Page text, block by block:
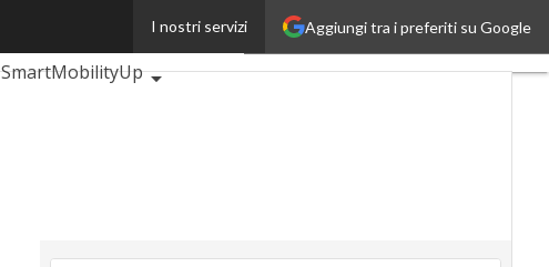
Aggiungi tra i preferiti su Google
I nostri servizi
SmartMobilityUp